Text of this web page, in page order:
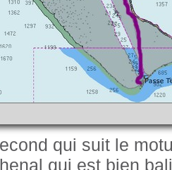
qui suit le
qui est bien